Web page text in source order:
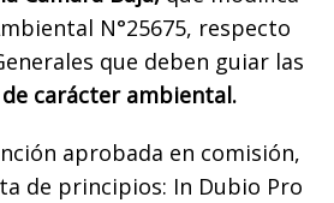
N°25675, respecto
que deben guiar las
carácter ambiental.
aprobada en comisión,
de principios: In Dubio Pro